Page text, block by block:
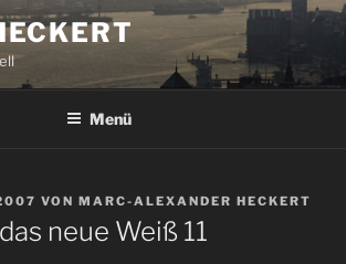
Menü
VON MARC-ALEXANDER HECKERT
neue Weiß 11